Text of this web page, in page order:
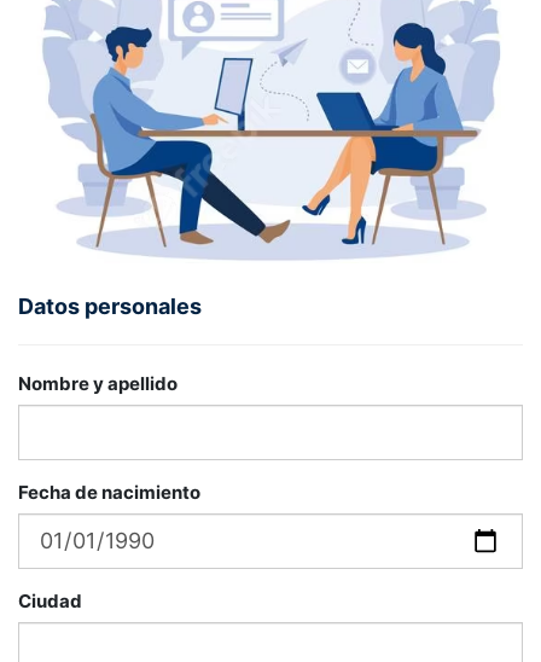
Datos personales
Nombre y apellido
Fecha de nacimiento
Ciudad